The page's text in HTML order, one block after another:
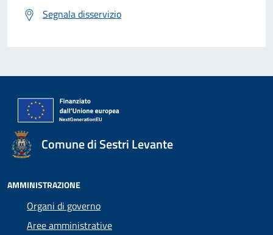
Segnala disservizio
Comune di Sestri Levante
AMMINISTRAZIONE
Organi di governo
Aree amministrative